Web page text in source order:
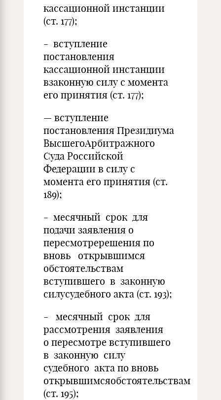
кассационной инстанции
(ст. 177);
- вступление
постановления
кассационной инстанции
взаконную силу с момента
его принятия (ст. 177);
— вступление
постановления Президиума
ВысшегоАрбитражного
Суда Российской
Федерации в силу с
момента его принятия (ст.
189);
- месячный срок для
подачи заявления о
пересмотререшения по
вновь открывшимся
обстоятельствам
вступившего в законную
силусудебного акта (ст. 193);
- месячный срок для
рассмотрения заявления
о пересмотре вступившего
в законную силу
судебного акта по вновь
открывшимсяобстоятельствам
(ст. 195);